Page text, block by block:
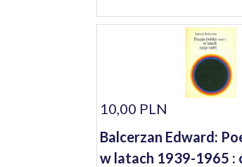
10,00 PLN
Balcerzan Edward:
w latach 1939-1965 :